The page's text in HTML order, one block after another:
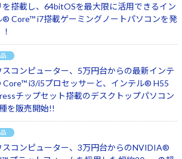
を搭載し、64bitOSを最大限に活用できるイン
® Core™ i7搭載ゲーミングノートパソコンを発
スコンピューター、5万円台からの最新インテ
Core™ i3/i5プロセッサーと、インテル® H55
チップセット搭載のデスクトップパソコン
を販売開始!!
スコンピューター、3万円台からのNVIDIA®